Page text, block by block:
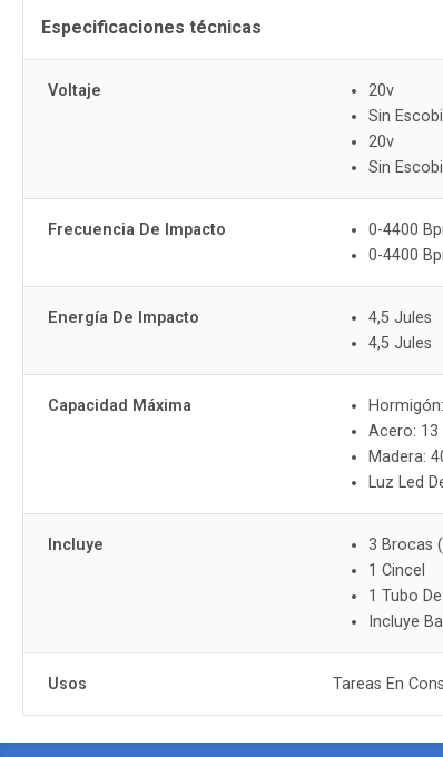
Especificaciones técnicas
Voltaje
20v
Sin
20v
Sin
Frecuencia De Impacto
0-4400
0-4400
Energía De Impacto
4,5 Jules
4,5 Jules
Capacidad Máxima
Acero: 13
Madera:
Luz Led
Incluye
3 Brocas
1 Cincel
1 Tubo
Incluye
Usos Tareas En